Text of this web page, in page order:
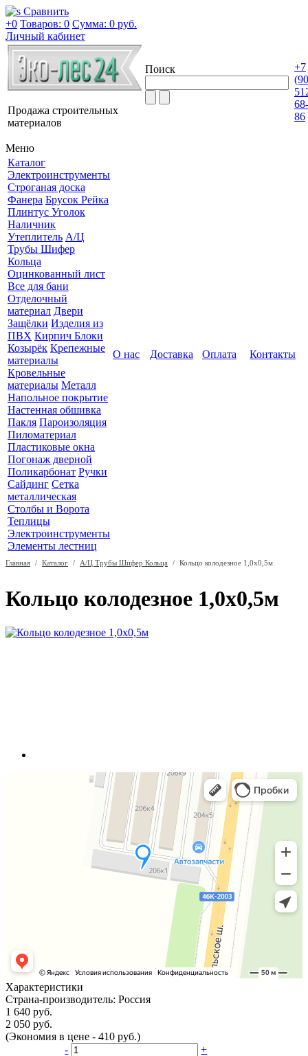
Сравнить
+0 Товаров: 0 Сумма: 0 руб.
Личный кабинет
Продажа строительных
материалов
Поиск
+7
68-
86
Меню
Каталог
Электроинструменты
Строганая доска
Фанера Брусок Рейка
Плинтус Уголок
Наличник
Утеплитель А/Ц
Трубы Шифер
Кольца
Оцинкованный лист
Все для бани
Отделочный
материал Двери
Защёлки Изделия из
ПВХ Кирпич Блоки
Козырёк Крепежные
материалы
Кровельные
материалы Металл
Напольное покрытие
Настенная обшивка
Пакля Пароизоляция
Пиломатериал
Пластиковые окна
Погонаж дверной
Поликарбонат Ручки
Сайдинг Сетка
металлическая
Столбы и Ворота
Теплицы
Электроинструменты
Элементы лестниц
О нас Доставка Оплата Контакты
Главная / Каталог / А/Ц Трубы Шифер Кольца / Кольцо колодезное 1,0х0,5м
Кольцо колодезное 1,0х0,5м
Характеристики
Страна-производитель: Россия
1 640 руб.
2 050 руб.
(Экономия в цене - 410 руб.)
-
+